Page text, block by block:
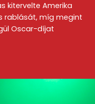
kitervelte Amerika
rablását, míg megint
Oscar-díjat